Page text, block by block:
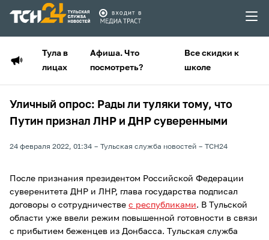
Тула в
лицах
Афиша. Что
посмотреть?
Все скидки к
школе
Уличный опрос: Рады ли туляки тому, что
Путин признал ЛНР и ДНР суверенными
24 февраля 2022, 01:34 Тульская служба новостей ТСН24
После признания президентом Российской Федерации
суверенитета ДНР и ЛНР, глава государства подписал
договоры о сотрудничестве с республиками. В Тульской
области уже ввели режим повышенной готовности в связи
с прибытием беженцев из Донбасса. Тульская служба